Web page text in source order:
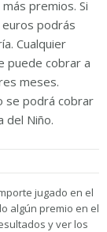
premios. Si
podrás
Cualquier
puede cobrar a
meses.
se podrá cobrar
del Niño.
jugado en el
algún premio en el
y ver los